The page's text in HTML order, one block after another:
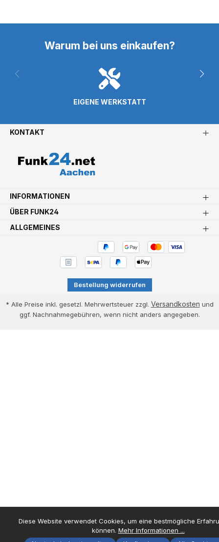
Warum bei uns einkaufen?
EIGENE WERKSTATT
KONTAKT
INFORMATIONEN
ÜBER FUNK24
ALLGEMEINES
Bestellung widerrufen
* Alle Preise inkl. gesetzl. Mehrwertsteuer zzgl. Versandkosten und
ggf. Nachnahmegebühren, wenn nicht anders angegeben.
Diese Website verwendet Cookies, um eine bestmögliche
können. Mehr Informationen ...